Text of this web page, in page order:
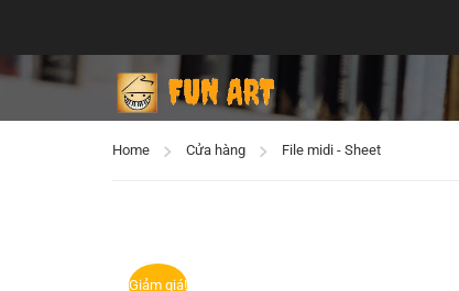
Home Cửa hàng File midi - Sheet
Giảm giá!